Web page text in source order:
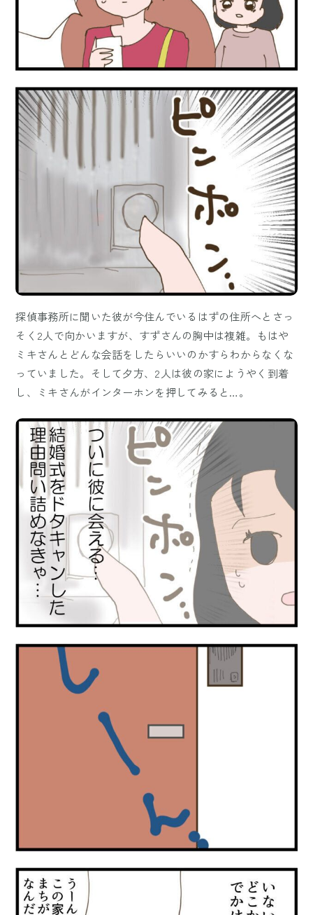
探偵事務所に聞いた彼が今住んでいるはずの住所へとさっ
そく2人で向かいますが、すずさんの胸中は複雑。もはや
ミキさんとどんな会話をしたらいいのかすらわからなくな
っていました。そして夕方、2人は彼の家にようやく到着
し、ミキさんがインターホンを押してみると…。